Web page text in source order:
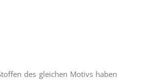
des gleichen Motivs haben